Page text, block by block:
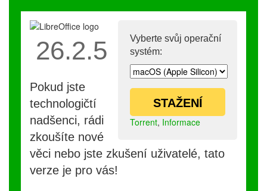
Vyberte svůj operační
systém:
STAŽENÍ
Torrent, Informace
26.2.5
Pokud jste
technologičtí
nadšenci, rádi
zkoušíte nové
věci nebo jste zkušení uživatelé, tato
verze je pro vás!